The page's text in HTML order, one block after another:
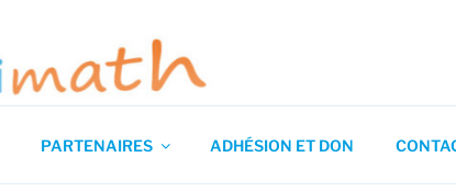
PARTENAIRES ADHÉSION ET DON